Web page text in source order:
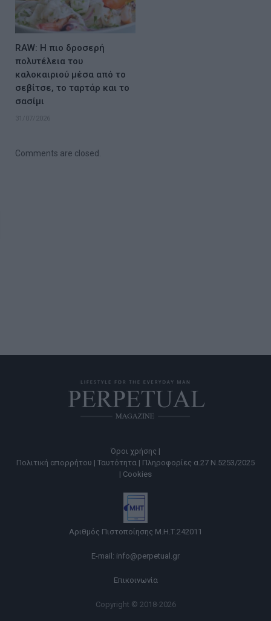
RAW: Η πιο δροσερή
πολυτέλεια του
καλοκαιριού μέσα από το
σεβίτσε, το ταρτάρ και το
σασίμι
31/07/2026
Comments are closed.
Όροι χρήσης |
Πολιτική απορρήτου | Ταυτότητα | Πληροφορίες α.27 Ν.5253/2025
| Cookies
Αριθμός Πιστοποίησης Μ.Η.Τ.242011
E-mail: info@perpetual.gr
Επικοινωνία
Copyright © 2018-2026